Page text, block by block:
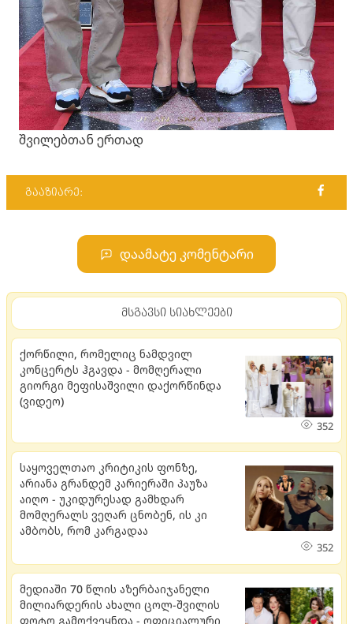
შვილებთან ერთად
გააზიარე:
დაამატე კომენტარი
მსგავსი სიახლეები
ქორწილი, რომელიც ნამდვილ
კონცერტს ჰგავდა - მომღერალი
გიორგი მეფისაშვილი დაქორწინდა
(ვიდეო)
352
საყოველთაო კრიტიკის ფონზე,
არიანა გრანდემ კარიერაში პაუზა
აიღო - უკიდურესად გამხდარ
მომღერალს ვეღარ ცნობენ, ის კი
ამბობს, რომ კარგადაა
352
მედიაში 70 წლის აზერბაიჯანელი
მილიარდერის ახალი ცოლ-შვილის
ფოტო გამოქვეყნდა - ოფიციალური